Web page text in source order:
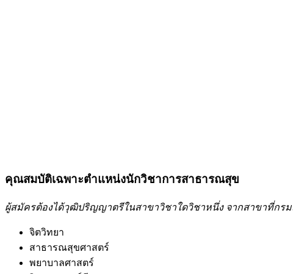
คุณสมบัติเฉพาะตำแหน่งนักวิชาการสาธารณสุข
ผู้สมัครต้องได้วุฒิปริญญาตรีในสาขาวิชาใดวิชาหนึ่ง จากสาขาที่กร
จิตวิทยา
สาธารณสุขศาสตร์
พยาบาลศาสตร์